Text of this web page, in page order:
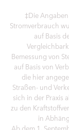
‡Die
Stromverbrauch
auf Basis
Bemessung von
auf Basis von
die hier
Straßen- und
sich in der Praxis
zu den
in